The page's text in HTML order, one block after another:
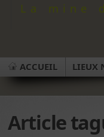
La mine
ACCUEIL LIEUX
Article